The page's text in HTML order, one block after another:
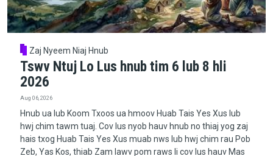
Zaj Nyeem Niaj Hnub
Tswv Ntuj Lo Lus hnub tim 6 lub 8 hli
2026
Aug 06, 2026
Hnub ua lub Koom Txoos ua hmoov Huab Tais Yes Xus lub
hwj chim tawm tuaj. Cov lus nyob hauv hnub no thiaj yog zaj
hais txog Huab Tais Yes Xus muab nws lub hwj chim rau Pob
Zeb, Yas Kos, thiab Zam lawv pom raws li cov lus hauv Mas